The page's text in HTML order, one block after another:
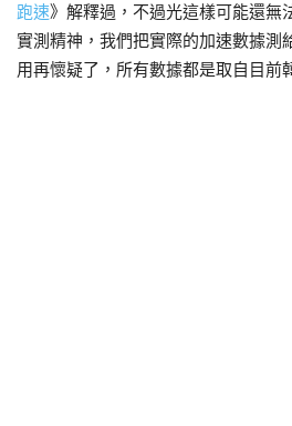
跑速》解釋過，不過光這樣可能還無
實測精神，我們把實際的加速數據測
用再懷疑了，所有數據都是取自目前